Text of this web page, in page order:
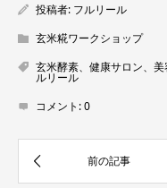
投稿者: フルリール
玄米糀ワークショップ
玄米酵素、健康サロン、
ルリール
コメント:0